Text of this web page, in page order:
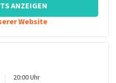
ANZEIGEN
Website
20:00Uhr